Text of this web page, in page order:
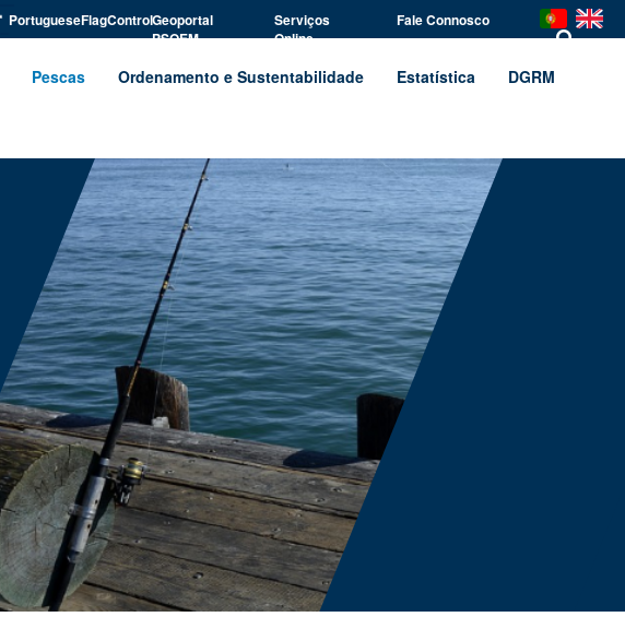
PortugueseFlagControlGeoportal
PSOEM
Serviços
Online
Fale Connosco
Pescas Ordenamento e Sustentabilidade Estatística DGRM